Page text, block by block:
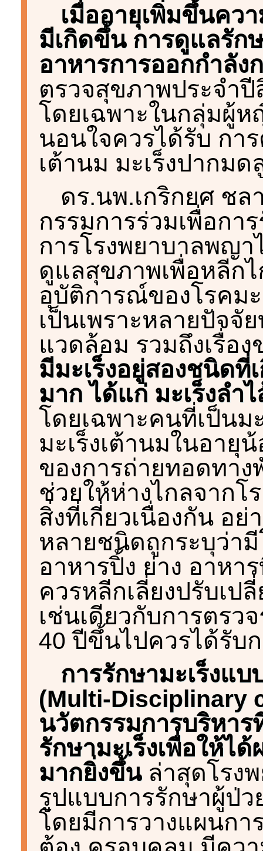
เมื่ออายุเพิ่มขึ้นคว
มีเกิดขึ้น การดูแลรั
อาหารการออกกำลัง
ตรวจสุขภาพประจำ
โดยเฉพาะในกลุ่มผู้
นอนใจควรได้รับ การ
เต้านม มะเร็งปากมด
ดร.นพ.เกริกยศ ช
กรรมการร่วมเพื่อกา
การโรงพยาบาลพญ
ดูแลสุขภาพเพื่อหลีกไ
อุบัติการณ์ของโรคม
เป็นเพราะหลายปัจจั
แวดล้อม รวมถึงเรื่อ
มีมะเร็งอยู่สองชนิดที่
มาก ได้แก่ มะเร็งลำ
โดยเฉพาะคนที่เป็นม
มะเร็งเต้านมในอายุ
ของการถ่ายทอดทาง
ช่วยให้ห่างไกลจากโ
สิ่งที่เกี่ยวเนื่องกัน อย่
หลายชนิดถูกระบุว่ามี
อาหารปิ้ง ย่าง อาหา
ควรหลีกเลี่ยงปรับเป
เช่นเดียวกับการตรว
40 ปีขึ้นไปควรได้รับ
การรักษามะเร็งแ
(Multi-Disciplinary
นวัตกรรมการบริหา
รักษามะเร็งเพื่อให้ไ
มากยิ่งขึ้นล่าสุดโรง
รูปแบบการรักษาผู้ป่ว
โดยมีการวางแผนก